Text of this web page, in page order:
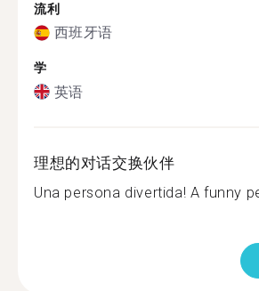
流利
西班牙语
学
英语
理想的对话交换伙伴
Una persona divertida! A funny